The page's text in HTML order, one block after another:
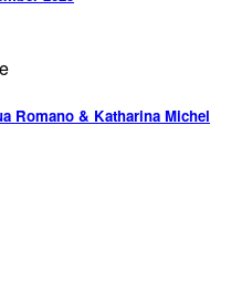
Romano & Katharina Michel